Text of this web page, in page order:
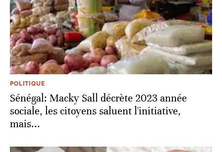
POLITIQUE
Sénégal: Macky Sall décrète 2023 année
sociale, les citoyens saluent l'initiative,
mais...